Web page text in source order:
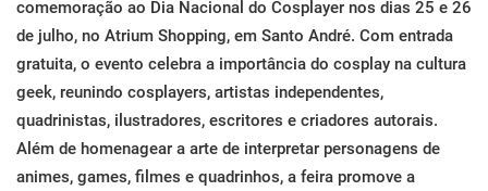
Pop!
História
Geek
Esportes
comemoração ao Dia Nacional do Cosplayer nos dias 25 e 26
de julho, no Atrium Shopping, em Santo André. Com entrada
gratuita, o evento celebra a importância do cosplay na cultura
geek, reunindo cosplayers, artistas independentes,
quadrinistas, ilustradores, escritores e criadores autorais.
Além de homenagear a arte de interpretar personagens de
animes, games, filmes e quadrinhos, a feira promove a